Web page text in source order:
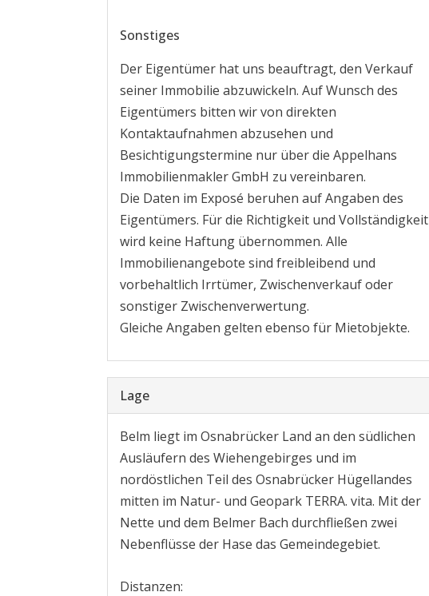
Sonstiges
Der Eigentümer hat uns beauftragt, den Verkauf
seiner Immobilie abzuwickeln. Auf Wunsch des
Eigentümers bitten wir von direkten
Kontaktaufnahmen abzusehen und
Besichtigungstermine nur über die Appelhans
Immobilienmakler GmbH zu vereinbaren.
Die Daten im Exposé beruhen auf Angaben des
Eigentümers. Für die Richtigkeit und Vollständigkeit
wird keine Haftung übernommen. Alle
Immobilienangebote sind freibleibend und
vorbehaltlich Irrtümer, Zwischenverkauf oder
sonstiger Zwischenverwertung.
Gleiche Angaben gelten ebenso für Mietobjekte.
Lage
Belm liegt im Osnabrücker Land an den südlichen
Ausläufern des Wiehengebirges und im
nordöstlichen Teil des Osnabrücker Hügellandes
mitten im Natur- und Geopark TERRA. vita. Mit der
Nette und dem Belmer Bach durchfließen zwei
Nebenflüsse der Hase das Gemeindegebiet.
Distanzen: